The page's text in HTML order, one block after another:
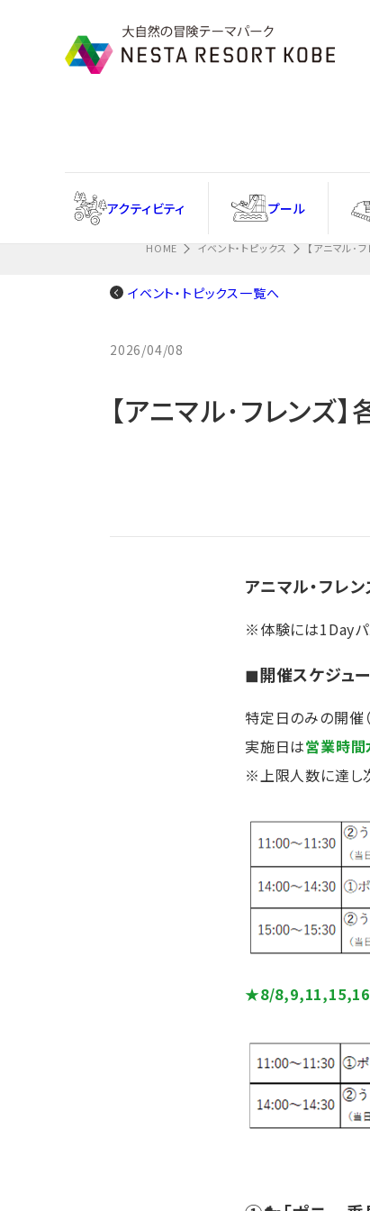
アクティ ビティ プール
忘れ物フォームはこ
HOME イベント・トピックス 【アニマル･
イベント・トピックス一覧へ
2026/04/08
【アニマル･フレンズ
アニマル・フレ
※体験には1Dayパ
◼︎開催スケジュ
特定日のみの開催
実施日は営業時間
※上限人数に達し
★8/8,9,11,15,16